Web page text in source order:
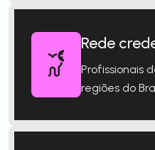
Rede
Profissionais
regiões do